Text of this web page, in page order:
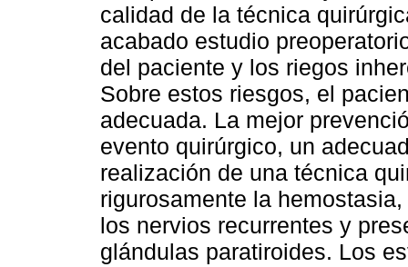
calidad de la técnica
acabado estudio
del paciente y los riegos
Sobre estos riesgos, el
adecuada. La mejor
evento quirúrgico, un
realización de una técnica
rigurosamente la
los nervios recurrentes y
glándulas paratiroides. Los